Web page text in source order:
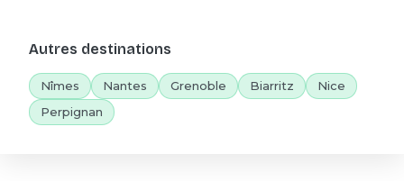
Autres destinations
Nîmes Nantes Grenoble Biarritz
Nice
Perpignan